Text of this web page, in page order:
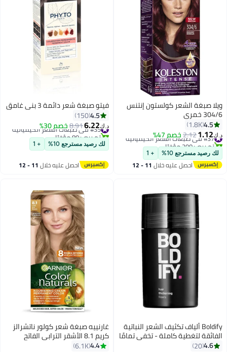
ويلا صبغة الشعر كولستون إنتنس
304/6 خمري
4.5
1.8K
د.ك‏1.12
2.12خصم 47% #37 في صبغات الشعر الكيميائية
تم بيع +200 مؤخرًا
#37 في صبغات الشعر الكيميائية
لك رصيد مسترجع 10% + 1
احصل عليه خلال 11 - 12
فيتو صبغة شعر دائمة 3 بني غامق
4.5
150
د.ك‏6.22
8.91خصم 30% #35 في صبغات الشعر الكيميائية
تم بيع +80 مؤخرًا
#35 في صبغات الشعر الكيميائية
لك رصيد مسترجع 10% + 1
احصل عليه خلال 11 - 12
Boldify ألياف تكثيف الشعر النباتية
الفائقة لتغطية كاملة - تخفي تمامًا
تساقط الشعر، المناطق الرقيقة،
4.6
20
غارنييه صبغة شعر كولور ناتشرالز
كريم 8.1 الأشقر الترابي الفاتح
112ملليلتر4.4
6.1K